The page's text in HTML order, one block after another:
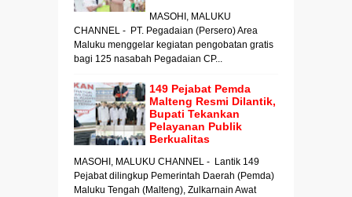
MASOHI, MALUKU
CHANNEL - PT. Pegadaian (Persero) Area
Maluku menggelar kegiatan pengobatan gratis
bagi 125 nasabah Pegadaian CP...
149 Pejabat Pemda
Malteng Resmi Dilantik,
Bupati Tekankan
Pelayanan Publik
Berkualitas
MASOHI, MALUKU CHANNEL - Lantik 149
Pejabat dilingkup Pemerintah Daerah (Pemda)
Maluku Tengah (Malteng), Zulkarnain Awat